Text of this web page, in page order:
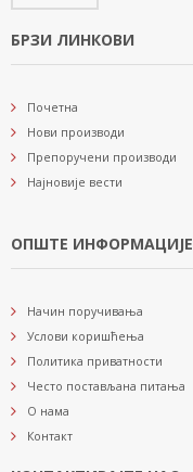
БРЗИ ЛИНКОВИ
Почетна
Нови производи
Препоручени производи
Најновије вести
ОПШТЕ ИНФОРМАЦИЈЕ
Начин поручивања
Услови коришћења
Политика приватности
Често постављана питања
О нама
Контакт